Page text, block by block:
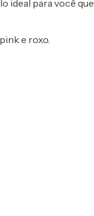
ideal para você
e roxo.